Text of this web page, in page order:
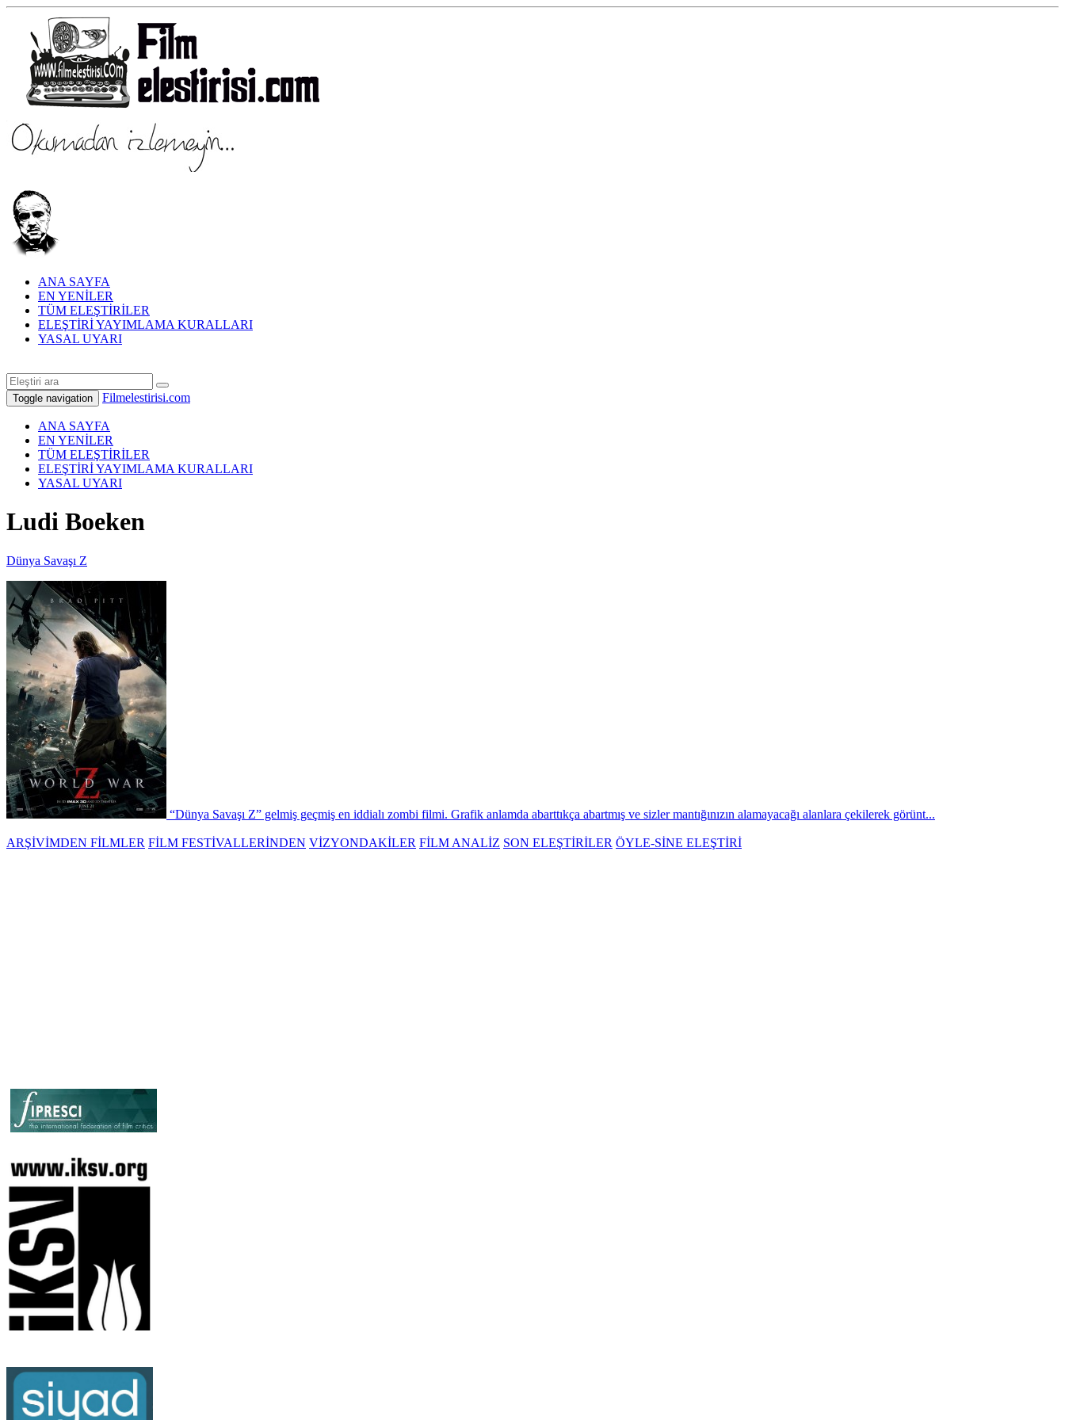
ANA SAYFA
EN YENİLER
TÜM ELEŞTİRİLER
ELEŞTİRİ YAYIMLAMA KURALLARI
YASAL UYARI
Toggle navigation Filmelestirisi.com
ANA SAYFA
EN YENİLER
TÜM ELEŞTİRİLER
ELEŞTİRİ YAYIMLAMA KURALLARI
YASAL UYARI
Ludi Boeken
Dünya Savaşı Z
“Dünya Savaşı Z” gelmiş geçmiş en iddialı zombi filmi. Grafik anlamda abarttıkça abartmış ve sizler mantığınızın alamayacağı alanlara çekilerek görünt...
ARŞİVİMDEN FİLMLER FİLM FESTİVALLERİNDEN VİZYONDAKİLER FİLM ANALİZ SON ELEŞTİRİLER ÖYLE-SİNE ELEŞTİRİ